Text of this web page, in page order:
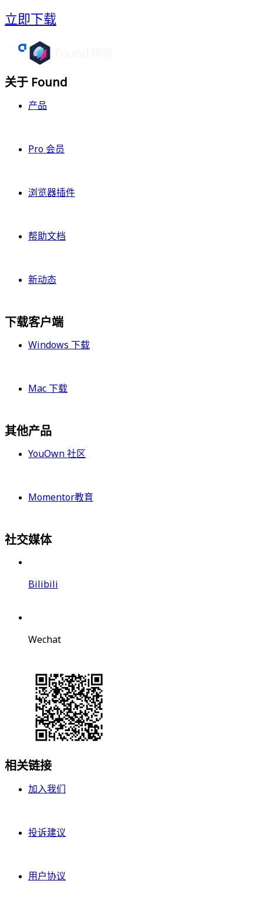
立即下载
关于 Found
产品
Pro 会员
浏览器插件
帮助文档
新动态
下载客户端
Windows 下载
Mac 下载
其他产品
YouOwn 社区
Momentor教育
社交媒体
Bilibili
Wechat
相关链接
加入我们
投诉建议
用户协议